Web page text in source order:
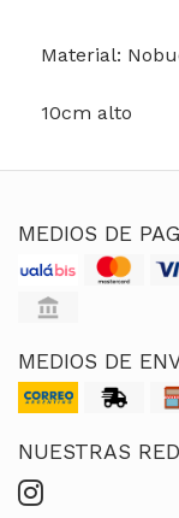
Material:
10cm alto
MEDIOS DE
MEDIOS DE
NUESTRAS